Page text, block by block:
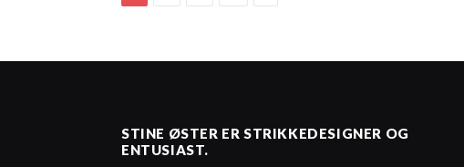
STINE ØSTER ER STRIKKEDESIGNER OG
ENTUSIAST.